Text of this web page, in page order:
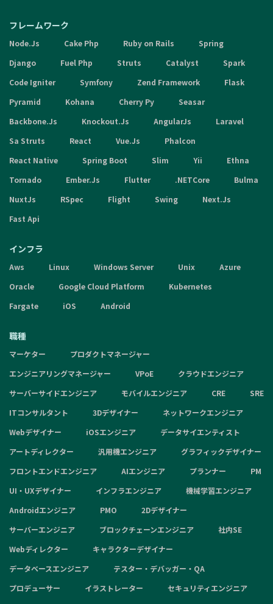
フレームワーク
Node.Js Cake Php Ruby on Rails
Spring
Django
Fuel Php Struts Catalyst
Spark
Code Igniter
Symfony Zend Framework
Flask
Pyramid
Kohana Cherry Py
Seasar
Backbone.Js
Knockout.Js AngularJs
Laravel
Sa Struts
React Vue.Js
Phalcon
React Native
Spring Boot Slim Yii
Ethna
Tornado
Ember.Js Flutter .NETCore
Bulma
NuxtJs
RSpec Flight Swing
Next.Js
Fast Api
インフラ
Aws Linux Windows Server Unix
Azure
Oracle
Google Cloud Platform
Kubernetes
Fargate
iOS Android
職種
マーケター
プロダクトマネージャー
エンジニアリングマネージャー
VPoE
クラウドエンジニア
サーバーサイドエンジニア
モバイルエンジニア CRE
SRE
ITコンサルタント
3Dデザイナー
ネットワークエンジニア
Webデザイナー
iOSエンジニア
データサイエンティスト
アートディレクター
汎用機エンジニア
グラフィックデザイナー
フロントエンドエンジニア
AIエンジニア プランナー
PM
UI・UXデザイナー
インフラエンジニア
機械学習エンジニア
Androidエンジニア
PMO
2Dデザイナー
サーバーエンジニア
ブロックチェーンエンジニア
社内SE
Webディレクター
キャラクターデザイナー
データベースエンジニア
テスター・デバッガー・QA
プロデューサー
イラストレーター
セキュリティエンジニア